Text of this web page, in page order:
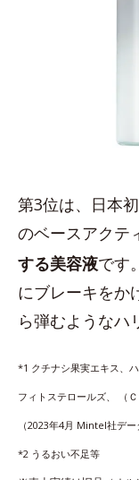
第3位は、日本初
のベースアクテ
する美容液です
にブレーキをか
ら弾むようなハ
*1 クチナシ果実エキス、
フィトステロールズ、 （
（2023年4月 Mintel社デ
*2 うるおい不足等